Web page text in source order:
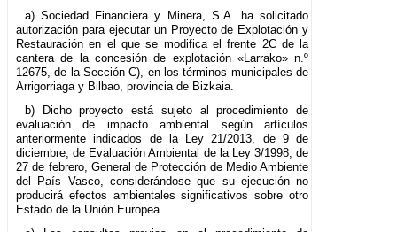
a) Sociedad Financiera y Minera, S.A. ha solicitado
autorización para ejecutar un Proyecto de Explotación y
Restauración en el que se modifica el frente 2C de la
cantera de la concesión de explotación «Larrako» n.º
12675, de la Sección C), en los términos municipales de
Arrigorriaga y Bilbao, provincia de Bizkaia.
b) Dicho proyecto está sujeto al procedimiento de
evaluación de impacto ambiental según artículos
anteriormente indicados de la Ley 21/2013, de 9 de
diciembre, de Evaluación Ambiental de la Ley 3/1998, de
27 de febrero, General de Protección de Medio Ambiente
del País Vasco, considerándose que su ejecución no
producirá efectos ambientales significativos sobre otro
Estado de la Unión Europea.